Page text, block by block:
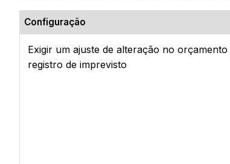
Configuração
Exigir um ajuste de alteração no
registro de imprevisto